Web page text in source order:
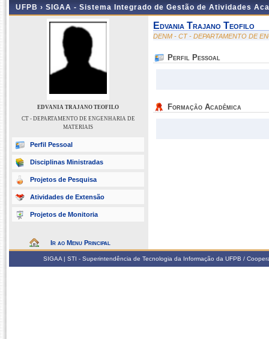
UFPB › SIGAA - Sistema Integrado de Gestão de Atividades
EDVANIA TRAJANO TEOFILO
CT - DEPARTAMENTO DE ENGENHARIA DE
MATERIAIS
Perfil Pessoal
Disciplinas Ministradas
Projetos de Pesquisa
Atividades de Extensão
Projetos de Monitoria
Ir ao Menu Principal
Edvania Trajano Teofilo
DENM - CT - DEPARTAMENTO DE
Perfil Pessoal
Formação Acadêmica
SIGAA | STI - Superintendência de Tecnologia da Informação da UFPB /